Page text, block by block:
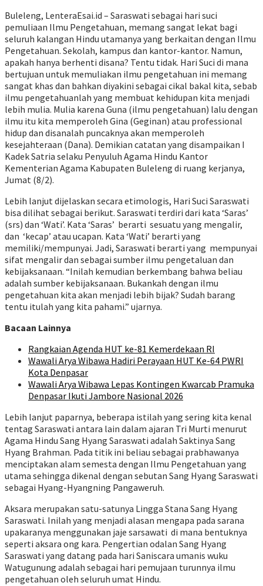
Buleleng, LenteraEsai.id – Saraswati sebagai hari suci
pemuliaan Ilmu Pengetahuan, memang sangat lekat bagi
seluruh kalangan Hindu utamanya yang berkaitan dengan Ilmu
Pengetahuan. Sekolah, kampus dan kantor-kantor. Namun,
apakah hanya berhenti disana? Tentu tidak. Hari Suci di mana
bertujuan untuk memuliakan ilmu pengetahuan ini memang
sangat khas dan bahkan diyakini sebagai cikal bakal kita, sebab
ilmu pengetahuanlah yang membuat kehidupan kita menjadi
lebih mulia. Mulia karena Guna (ilmu pengetahuan) lalu dengan
ilmu itu kita memperoleh Gina (Geginan) atau professional
hidup dan disanalah puncaknya akan memperoleh
kesejahteraan (Dana). Demikian catatan yang disampaikan I
Kadek Satria selaku Penyuluh Agama Hindu Kantor
Kementerian Agama Kabupaten Buleleng di ruang kerjanya,
Jumat (8/2).
Lebih lanjut dijelaskan secara etimologis, Hari Suci Saraswati
bisa dilihat sebagai berikut. Saraswati terdiri dari kata ‘Saras’
(srs) dan ‘Wati’. Kata ‘Saras’ berarti sesuatu yang mengalir,
dan ‘kecap’ atau ucapan. Kata ‘Wati’ berarti yang
memiliki/mempunyai. Jadi, Saraswati berarti yang mempunyai
sifat mengalir dan sebagai sumber ilmu pengetaluan dan
kebijaksanaan. “Inilah kemudian berkembang bahwa beliau
adalah sumber kebijaksanaan. Bukankah dengan ilmu
pengetahuan kita akan menjadi lebih bijak? Sudah barang
tentu itulah yang kita pahami.” ujarnya.
Bacaan Lainnya
Rangkaian Agenda HUT ke-81 Kemerdekaan RI
Wawali Arya Wibawa Hadiri Perayaan HUT Ke-64 PWRI
Kota Denpasar
Wawali Arya Wibawa Lepas Kontingen Kwarcab Pramuka
Denpasar Ikuti Jambore Nasional 2026
Lebih lanjut paparnya, beberapa istilah yang sering kita kenal
tentag Saraswati antara lain dalam ajaran Tri Murti menurut
Agama Hindu Sang Hyang Saraswati adalah Saktinya Sang
Hyang Brahman. Pada titik ini beliau sebagai prabhawanya
menciptakan alam semesta dengan Ilmu Pengetahuan yang
utama sehingga dikenal dengan sebutan Sang Hyang Saraswati
sebagai Hyang-Hyangning Pangaweruh.
Aksara merupakan satu-satunya Lingga Stana Sang Hyang
Saraswati. Inilah yang menjadi alasan mengapa pada sarana
upakaranya menggunakan jaje sarsawati di mana bentuknya
seperti aksara ong kara. Pengertian odalan Sang Hyang
Saraswati yang datang pada hari Saniscara umanis wuku
Watugunung adalah sebagai hari pemujaan turunnya ilmu
pengetahuan oleh seluruh umat Hindu.